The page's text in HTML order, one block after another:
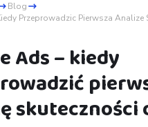
Blog
Przeprowadzic Pierwsza Analize
Ads – kiedy
skuteczności